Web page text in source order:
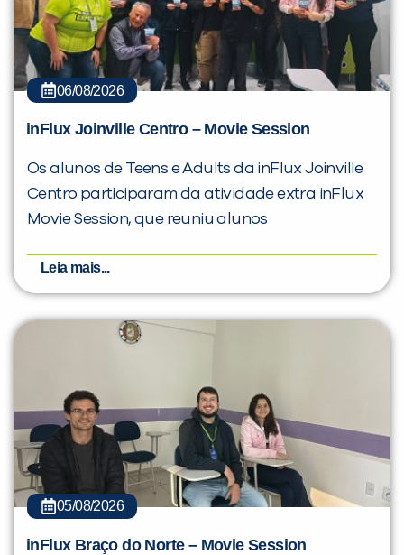
06/08/2026
inFlux Joinville Centro – Movie Session
Os alunos de Teens e Adults da inFlux Joinville
Centro participaram da atividade extra inFlux
Movie Session, que reuniu alunos
Leia mais...
05/08/2026
inFlux Braço do Norte – Movie Session